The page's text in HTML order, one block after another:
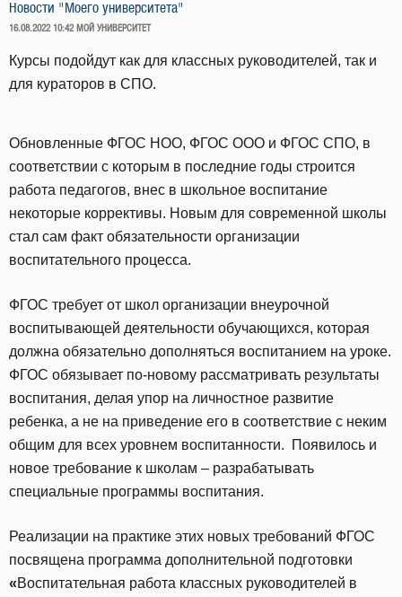
Новости "Моего университета"
ОПУБЛИКОВАНО
16.08.2022 10:42 МОЙ УНИВЕРСИТЕТ
Курсы подойдут как для классных руководителей, так и
для кураторов в СПО.
Обновленные ФГОС НОО, ФГОС ООО и ФГОС СПО, в
соответствии с которым в последние годы строится
работа педагогов, внес в школьное воспитание
некоторые коррективы. Новым для современной школы
стал сам факт обязательности организации
воспитательного процесса.
ФГОС требует от школ организации внеурочной
воспитывающей деятельности обучающихся, которая
должна обязательно дополняться воспитанием на уроке.
ФГОС обязывает по-новому рассматривать результаты
воспитания, делая упор на личностное развитие
ребенка, а не на приведение его в соответствие с неким
общим для всех уровнем воспитанности. Появилось и
новое требование к школам – разрабатывать
специальные программы воспитания.
Реализации на практике этих новых требований ФГОС
посвящена программа дополнительной подготовки
«Воспитательная работа классных руководителей в